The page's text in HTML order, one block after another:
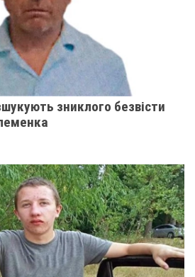
зниклого безвісти